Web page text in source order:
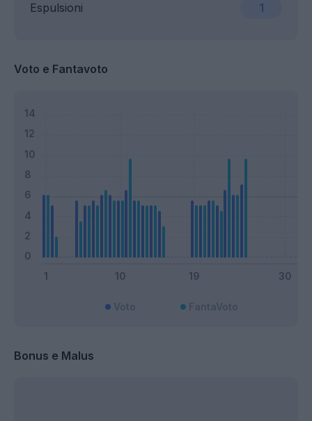
Espulsioni 1
Voto e Fantavoto
Bonus e Malus